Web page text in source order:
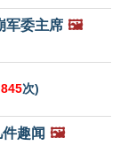
军委主席 🖼️
次)
趣闻 🖼️